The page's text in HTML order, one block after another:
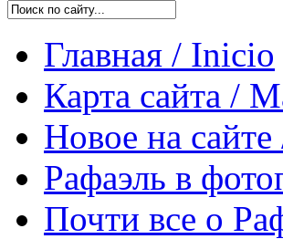
Главная / Inicio
Карта сайта /
Новое на
Рафаэль в
Почти все о